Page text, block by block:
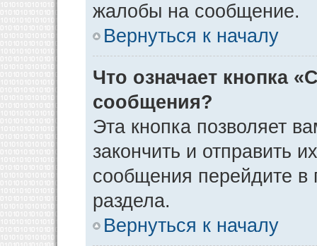
жалобы на сообщение.
Вернуться к началу
Что означает кнопка
сообщения?
Эта кнопка позволяет
закончить и отправить
сообщения перейдите в
раздела.
Вернуться к началу